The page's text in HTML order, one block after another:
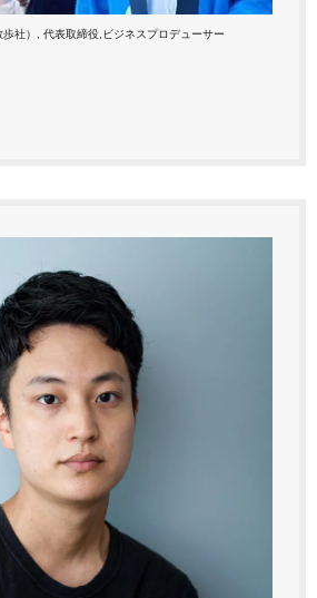
社）, 代表取締役,ビジネスプロデューサー